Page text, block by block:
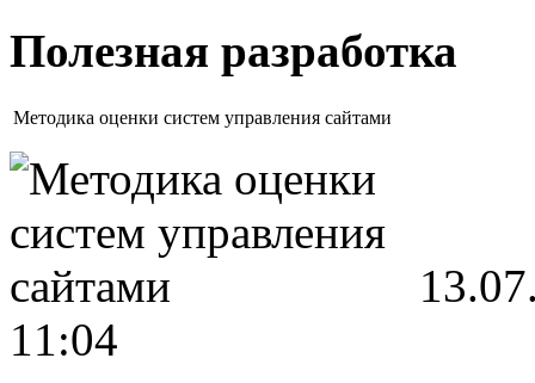
Полезная разработка
Методика оценки систем управления сайтами
11:04